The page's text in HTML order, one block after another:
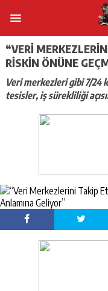
“VERI
RISKIN ÖNÜNE
Veri merkezleri gibi 7/24
tesisler, iş sürekliliği